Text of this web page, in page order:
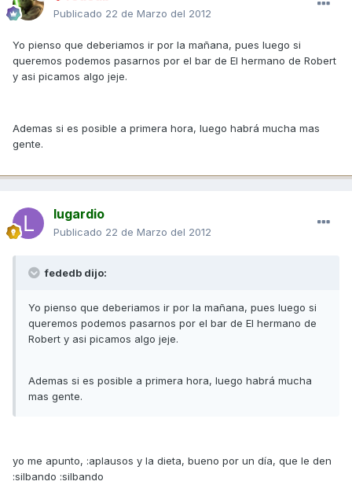
Publicado 22 de Marzo del 2012
Yo pienso que deberiamos ir por la mañana, pues luego si
queremos podemos pasarnos por el bar de El hermano de Robert
y asi picamos algo jeje.
Ademas si es posible a primera hora, luego habrá mucha mas
gente.
lugardio
Publicado 22 de Marzo del 2012
fededb dijo:
Yo pienso que deberiamos ir por la mañana, pues luego si
queremos podemos pasarnos por el bar de El hermano de
Robert y asi picamos algo jeje.
Ademas si es posible a primera hora, luego habrá mucha
mas gente.
yo me apunto, :aplausos y la dieta, bueno por un día, que le den
:silbando :silbando